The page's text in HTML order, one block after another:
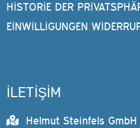
HISTORIE DER
EINWILLIGUNGEN
İLETİŞİM
Helmut Steinfels GmbH